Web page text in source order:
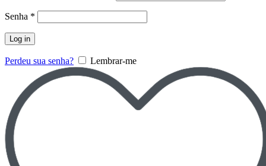
Senha *
Log in
Perdeu sua senha? Lembrar-me